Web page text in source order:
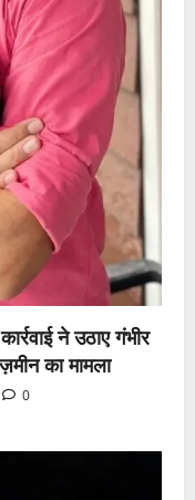
ने उठाए गंभीर
का मामला
0